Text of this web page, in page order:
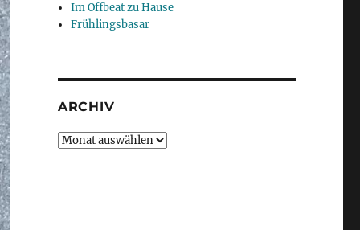
Im Offbeat zu Hause
Frühlingsbasar
ARCHIV
Archiv